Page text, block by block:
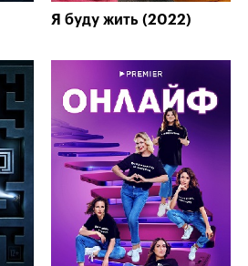
Я буду жить (2022)